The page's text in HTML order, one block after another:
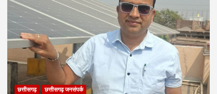
छत्तीसगढ़ छत्तीसगढ़ जनसंपर्क